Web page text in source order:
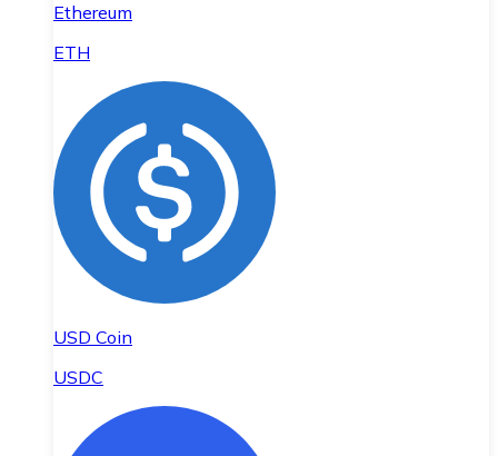
Ethereum
ETH
USD Coin
USDC